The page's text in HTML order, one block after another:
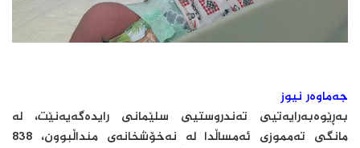
جەماوەر نیوز
بەڕێوەبەرایەتیی تەندروستیی سلێمانی رایدەگەیەنێت، لە
مانگی تەمموزی ئەمساڵدا لە نەخۆشخانەی منداڵبوون، 838